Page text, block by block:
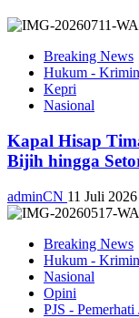
Breaking News
Hukum -
Kepri
Nasional
Kapal Hisap
Bijih hingga
adminCN 11 Juli 2026
Breaking News
Hukum -
Nasional
Opini
PJS -